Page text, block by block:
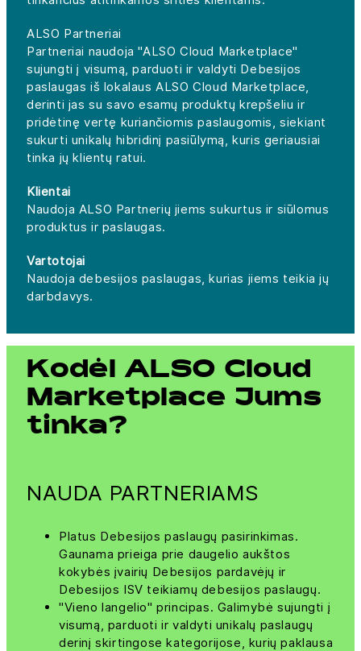
ALSO Partneriai
Partneriai naudoja "ALSO Cloud Marketplace"
sujungti į visumą, parduoti ir valdyti Debesijos
paslaugas iš lokalaus ALSO Cloud Marketplace,
derinti jas su savo esamų produktų krepšeliu ir
pridėtinę vertę kuriančiomis paslaugomis, siekiant
sukurti unikalų hibridinį pasiūlymą, kuris geriausiai
tinka jų klientų ratui.
Klientai
Naudoja ALSO Partnerių jiems sukurtus ir siūlomus
produktus ir paslaugas.
Vartotojai
Naudoja debesijos paslaugas, kurias jiems teikia jų
darbdavys.
Kodėl ALSO Cloud
Marketplace Jums
tinka?
NAUDA PARTNERIAMS
Platus Debesijos paslaugų pasirinkimas.
Gaunama prieiga prie daugelio aukštos
kokybės įvairių Debesijos pardavėjų ir
Debesijos ISV teikiamų debesijos paslaugų.
"Vieno langelio" principas. Galimybė sujungti į
visumą, parduoti ir valdyti unikalų paslaugų
derinį skirtingose kategorijose, kurių paklausa